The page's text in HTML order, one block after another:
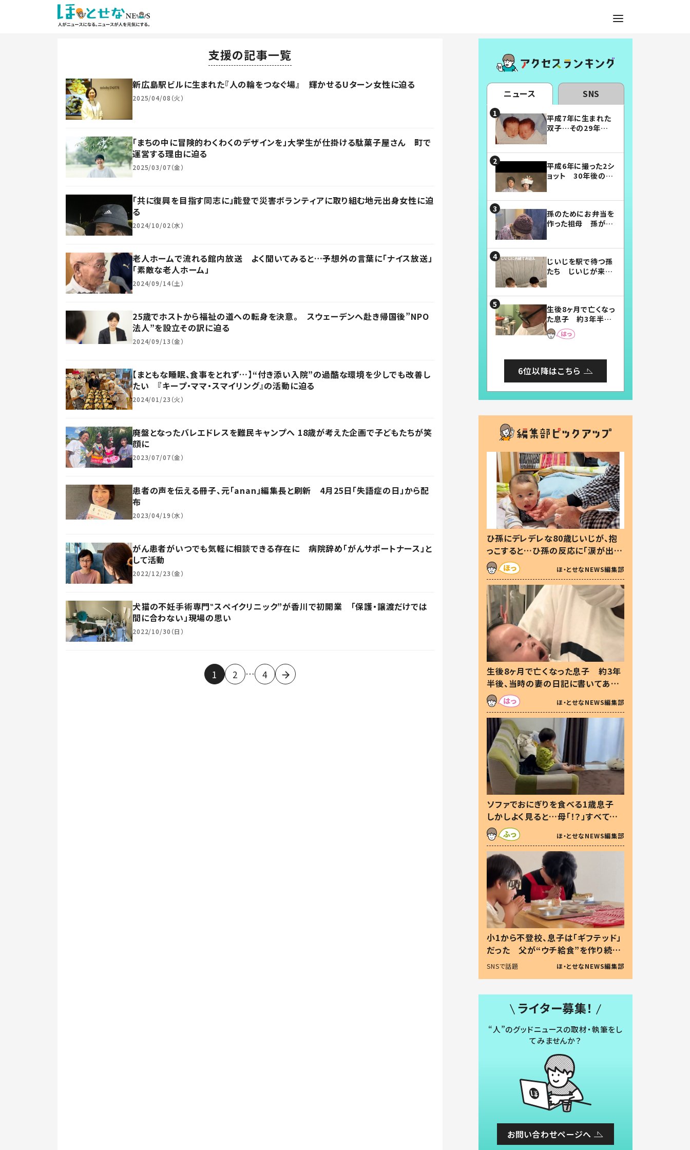
支援の記事一覧
新広島駅ビルに生まれた『人の輪をつなぐ場』 輝かせるUターン女性に迫る
2025/04/08（火）
「まちの中に冒険的わくわくのデザインを」大学生が仕掛ける駄菓子屋さん 町で
運営する理由に迫る
2025/03/07（金）
「共に復興を目指す同志に」能登で災害ボランティアに取り組む地元出身女性に迫
る
2024/10/02（水）
老人ホームで流れる館内放送 よく聞いてみると…予想外の言葉に「ナイス放送」
「素敵な老人ホーム」
2024/09/14（土）
25歳でホストから福祉の道への転身を決意。 スウェーデンへ赴き帰国後”NPO
法人”を設立その訳に迫る
2024/09/13（金）
【まともな睡眠、食事をとれず…】“付き添い入院”の過酷な環境を少しでも改善し
たい 『キープ・ママ・スマイリング』の活動に迫る
2024/01/23（火）
廃盤となったバレエドレスを難民キャンプへ 18歳が考えた企画で子どもたちが笑
顔に
2023/07/07（金）
患者の声を伝える冊子、元「anan」編集長と刷新 4月25日「失語症の日」から配
布
2023/04/19（水）
がん患者がいつでも気軽に相談できる存在に 病院辞め「がんサポートナース」と
して活動
2022/12/23（金）
犬猫の不妊手術専門‟スペイクリニック”が香川で初開業 「保護・譲渡だけでは
間に合わない」現場の思い
2022/10/30（日）
1 2 … 4
ニュース SNS
平成7年に生まれた
双子…その29年後
平成6年に撮った2シ
ョット 30年後の姿
孫のためにお弁当を
作った祖母 孫が絶
じいじを駅で待つ孫
たち じいじが来た
まらない」「幸せにな
れる」
生後8ヶ月で亡くなっ
た息子 約3年半
後、当時の妻の日記
に書いてあった本音
6位以降はこちら
ひ孫にデレデレな80歳じいじが、抱
っこすると…ひ孫の反応に「涙が出ま
した」「可愛くて仕方ない」
ほ・とせなNEWS編集部
生後8ヶ月で亡くなった息子 約3年
半後、当時の妻の日記に書いてあっ
た本音とは
ほ・とせなNEWS編集部
ソファでおにぎりを食べる1歳息子
しかしよく見ると…母「！？」すべてを
察した母の投稿に「可愛いから許
す！」「現行犯〜」
ほ・とせなNEWS編集部
小1から不登校、息子は「ギフテッド」
だった 父が“ウチ給食”を作り続け
る理由とは #令和の親 #令和の子
SNSで話題 ほ・とせなNEWS編集部
ライター募集！
“人”のグッドニュースの取材・執筆をし
てみませんか？
お問い合わせページへ